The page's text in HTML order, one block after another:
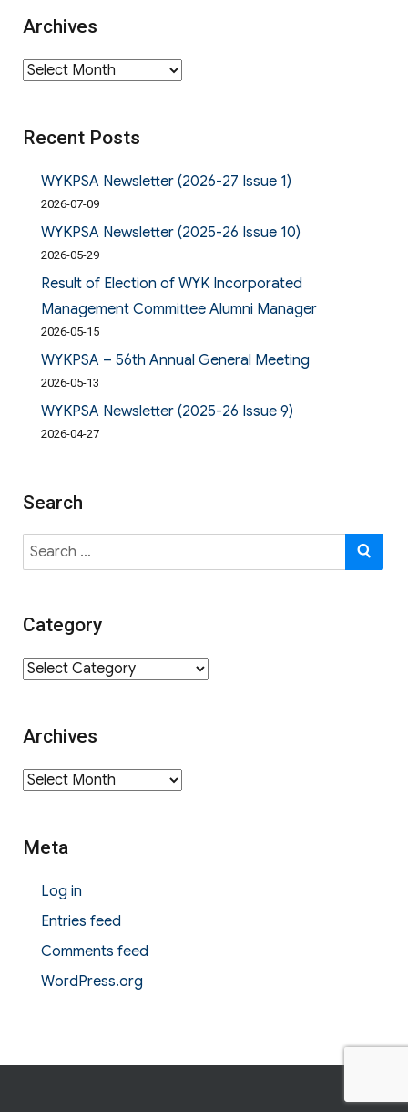
Archives
Archives
Recent Posts
WYKPSA Newsletter (2026-27 Issue 1)
2026-07-09
WYKPSA Newsletter (2025-26 Issue 10)
2026-05-29
Result of Election of WYK Incorporated
Management Committee Alumni Manager
2026-05-15
WYKPSA – 56th Annual General Meeting
2026-05-13
WYKPSA Newsletter (2025-26 Issue 9)
2026-04-27
Search
Search
for:
Category
Category
Archives
Archives
Meta
Log in
Entries feed
Comments feed
WordPress.org